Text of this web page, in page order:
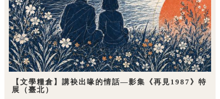
【文學糧倉】講袂出喙的情話—影集《再見1987》特
展（臺北）